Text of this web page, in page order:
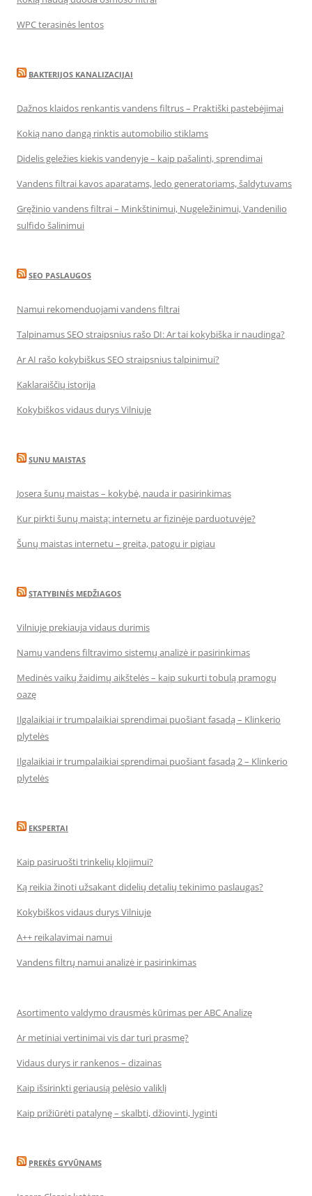
WPC terasinės lentos
BAKTERIJOS KANALIZACIJAI
Dažnos klaidos renkantis vandens filtrus – Praktiški pastebėjimai
Kokią nano dangą rinktis automobilio stiklams
Didelis geležies kiekis vandenyje – kaip pašalinti, sprendimai
Vandens filtrai kavos aparatams, ledo generatoriams, šaldytuvams
Gręžinio vandens filtrai – Minkštinimui, Nugeležinimui, Vandenilio
sulfido šalinimui
SEO PASLAUGOS
Namui rekomenduojami vandens filtrai
Talpinamus SEO straipsnius rašo DI: Ar tai kokybiška ir naudinga?
Ar AI rašo kokybiškus SEO straipsnius talpinimui?
Kaklaraiščių istorija
Kokybiškos vidaus durys Vilniuje
SUNU MAISTAS
Josera šunų maistas – kokybė, nauda ir pasirinkimas
Kur pirkti šunų maistą: internetu ar fizinėje parduotuvėje?
Šunų maistas internetu – greita, patogu ir pigiau
STATYBINĖS MEDŽIAGOS
Vilniuje prekiauja vidaus durimis
Namų vandens filtravimo sistemų analizė ir pasirinkimas
Medinės vaikų žaidimų aikštelės – kaip sukurti tobulą pramogų
oazę
Ilgalaikiai ir trumpalaikiai sprendimai puošiant fasadą – Klinkerio
plytelės
Ilgalaikiai ir trumpalaikiai sprendimai puošiant fasadą 2 – Klinkerio
plytelės
EKSPERTAI
Kaip pasiruošti trinkelių klojimui?
Ką reikia žinoti užsakant didelių detalių tekinimo paslaugas?
Kokybiškos vidaus durys Vilniuje
A++ reikalavimai namui
Vandens filtrų namui analizė ir pasirinkimas
Asortimento valdymo drausmės kūrimas per ABC Analizę
Ar metiniai vertinimai vis dar turi prasmę?
Vidaus durys ir rankenos – dizainas
Kaip išsirinkti geriausią pelėsio valiklį
Kaip prižiūrėti patalynę – skalbti, džiovinti, lyginti
PREKĖS GYVŪNAMS